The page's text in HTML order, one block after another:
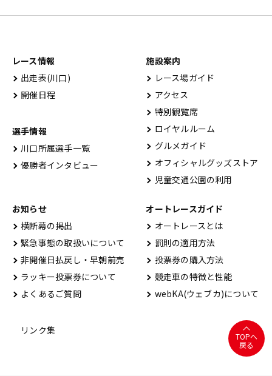
レース情報
出⾛表(川⼝)
開催⽇程
選手情報
川口所属選手一覧
優勝者インタビュー
施設案内
レース場ガイド
アクセス
特別観覧席
ロイヤルルーム
グルメガイド
オフィシャルグッズストア
児童交通公園の利用
お知らせ
横断幕の掲出
緊急事態の取扱いについて
非開催日払戻し・早朝前売
ラッキー投票券について
よくあるご質問
リンク集
オートレースガイド
オートレースとは
罰則の適用方法
投票券の購入方法
競走車の特徴と性能
webKA(ウェブカ)について
TOPへ
戻る